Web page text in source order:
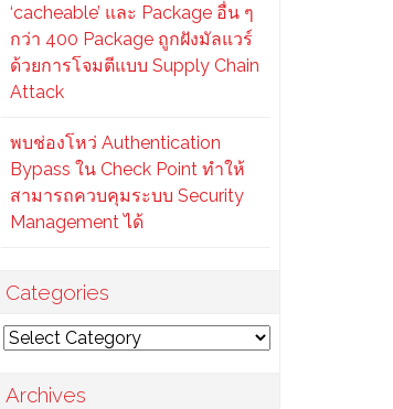
‘cacheable’ และ Package อื่น ๆ
กว่า 400 Package ถูกฝังมัลแวร์
ด้วยการโจมตีแบบ Supply Chain
Attack
พบช่องโหว่ Authentication
Bypass ใน Check Point ทำให้
สามารถควบคุมระบบ Security
Management ได้
Categories
Categories
Archives